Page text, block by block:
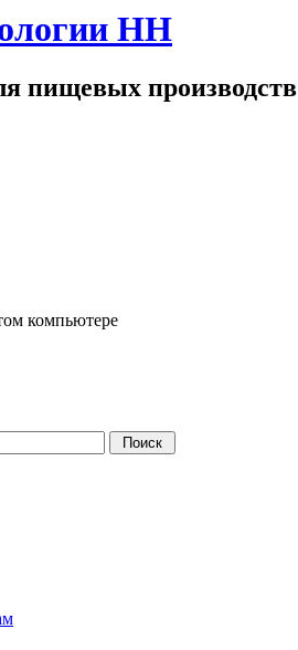
НН
пищевых производств
компьютере